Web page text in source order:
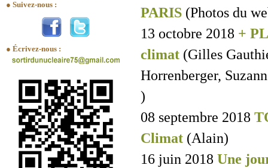
● Suivez-nous :
● Écrivez-nous :
PARIS (Photos du
13 octobre 2018 +
climat (Gilles
Horrenberger,
)
08 septembre 2018
Climat (Alain)
16 juin 2018 Une